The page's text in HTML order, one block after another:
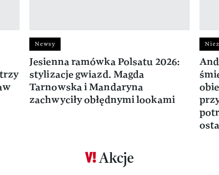
Newsy
Jesienna ramówka Polsatu 2026:
stylizacje gwiazd. Magda
Tarnowska i Mandaryna
zachwyciły obłędnymi lookami
Akcje